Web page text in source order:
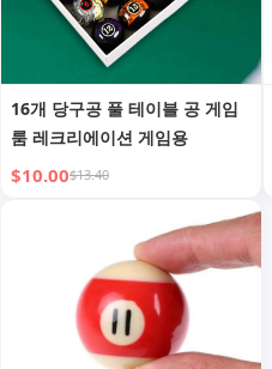
16개 당구공 풀 테이블 공 게임
룸 레크리에이션 게임용
$10.00$13.40